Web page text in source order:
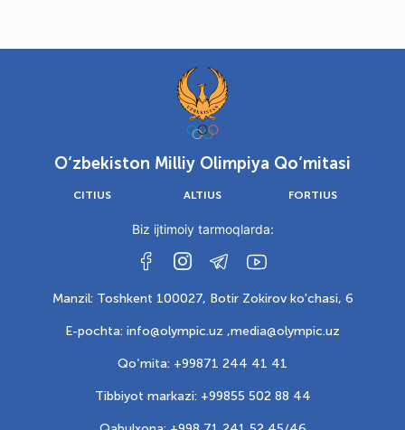
O‘zbekiston Milliy Olimpiya Qo‘mitasi
CITIUS ALTIUS FORTIUS
Biz ijtimoiy tarmoqlarda:
Manzil: Toshkent 100027, Botir Zokirov ko'chasi, 6
E-pochta: info@olympic.uz ,media@olympic.uz
Qo‘mita: +99871 244 41 41
Tibbiyot markazi: +99855 502 88 44